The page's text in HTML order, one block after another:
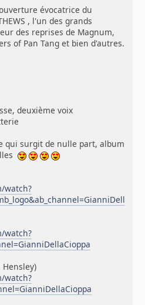
évocatrice du
, l'un des grands
des reprises de Magnum,
of Pan Tang et bien d'autres.
deuxième voix
qui surgit de nulle part, album
watch?
watch?
Hensley)
watch?